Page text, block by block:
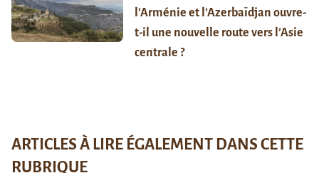
l’Arménie et l’Azerbaïdjan ouvre-
t-il une nouvelle route vers l’Asie
centrale ?
ARTICLES À LIRE ÉGALEMENT DANS CETTE
RUBRIQUE